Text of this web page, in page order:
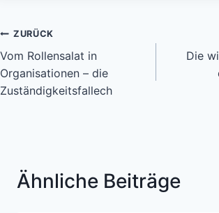
Beitragsnavigation
ZURÜCK
Vom Rollensalat in
Organisationen – die
Zuständigkeitsfallech
Die
Ähnliche Beiträge